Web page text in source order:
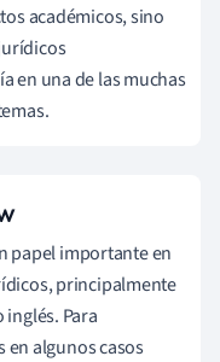
académicos, sino
en una de las muchas
papel importante en
principalmente
Para
algunos casos